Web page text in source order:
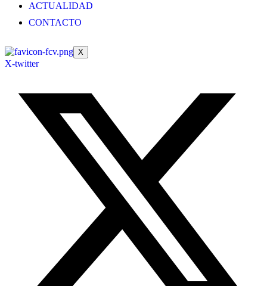
ACTUALIDAD
CONTACTO
X
X-twitter